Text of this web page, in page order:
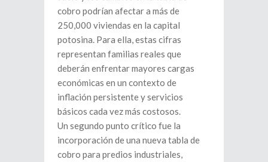
cobro podrían afectar a más de
250,000 viviendas en la capital
potosina. Para ella, estas cifras
representan familias reales que
deberán enfrentar mayores cargas
económicas en un contexto de
inflación persistente y servicios
básicos cada vez más costosos.
Un segundo punto crítico fue la
incorporación de una nueva tabla de
cobro para predios industriales,